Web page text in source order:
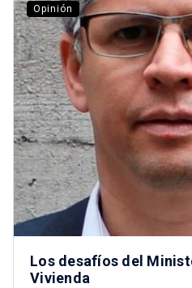
Opinión
Los desafíos del
Vivienda